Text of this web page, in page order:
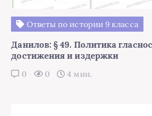
Ответы по истории 9 класса
Данилов: § 49. Политика
достижения и издержки
0 0 4 мин.